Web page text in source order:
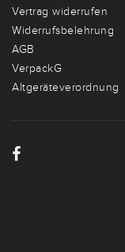
Vertrag widerrufen
Widerrufsbelehrung
AGB
VerpackG
Altgeräteverordnung